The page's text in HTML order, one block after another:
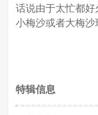
话说由于太忙都
小梅沙或者大梅
特辑信息